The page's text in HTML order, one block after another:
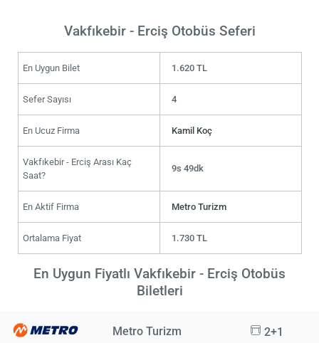
Vakfıkebir - Erciş Otobüs Seferi
En Uygun Bilet 1.620 TL
Sefer Sayısı 4
En Ucuz Firma Kamil Koç
Vakfıkebir - Erciş Arası Kaç
Saat?
9s 49dk
En Aktif Firma Metro Turizm
Ortalama Fiyat 1.730 TL
En Uygun Fiyatlı Vakfıkebir - Erciş Otobüs
Biletleri
Metro Turizm 2+1